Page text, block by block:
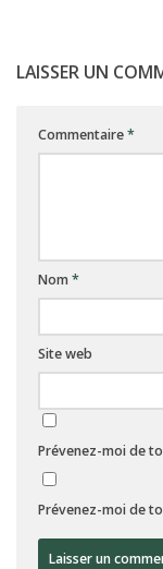
LAISSER UN
Commentaire*
Nom *
Site web
Prévenez-moi de
Prévenez-moi de